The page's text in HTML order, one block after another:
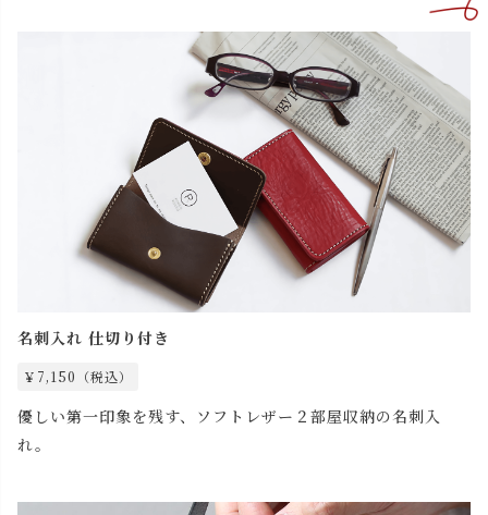
名刺入れ 仕切り付き
￥7,150（税込）
優しい第一印象を残す、ソフトレザー２部屋収納の名刺入
れ。